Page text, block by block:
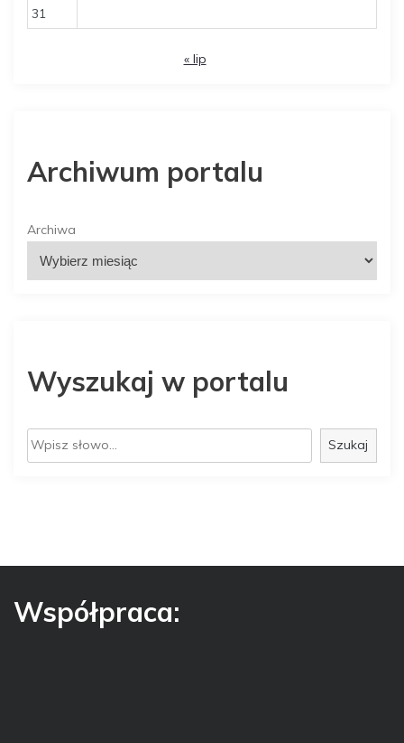
31
« lip
Archiwum portalu
Archiwa
Wyszukaj w portalu
S
z
Szukaj
Współpraca: